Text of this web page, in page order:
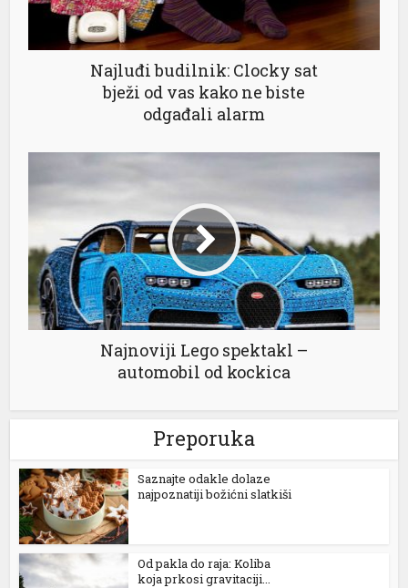
Najluđi budilnik: Clocky sat
bježi od vas kako ne biste
odgađali alarm
Najnoviji Lego spektakl –
automobil od kockica
Preporuka
Saznajte odakle dolaze
najpoznatiji božićni slatkiši
Od pakla do raja: Koliba
koja prkosi gravitaciji...